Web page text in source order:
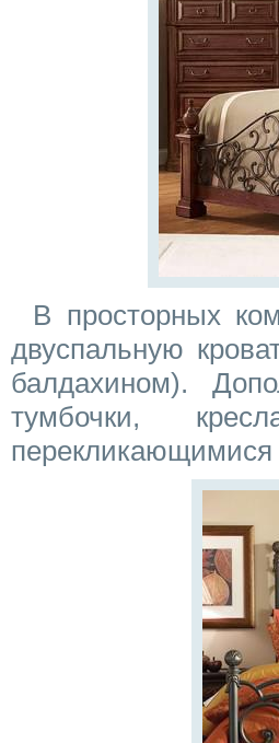
В просторных
двуспальную
балдахином).
тумбочки,
перекликающимися